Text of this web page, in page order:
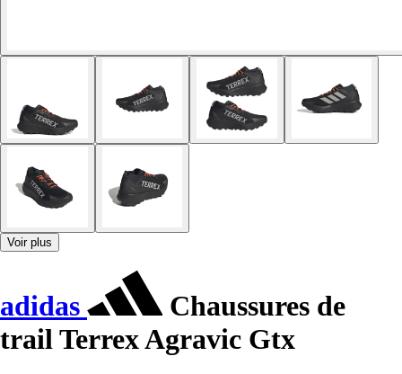
Voir plus
adidas
Chaussures de
trail Terrex Agravic Gtx